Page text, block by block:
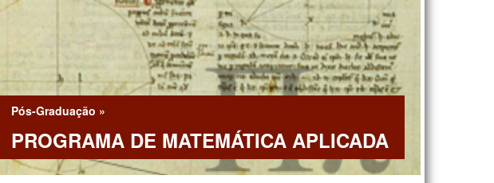
Pós-Graduação »
PROGRAMA DE MATEMÁTICA APLICADA